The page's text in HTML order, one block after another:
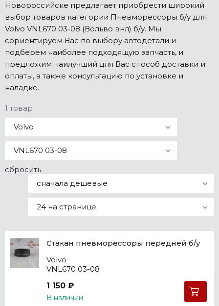
Новороссийске предлагает приобрести широкий
выбор товаров категории Пневморессоры б/у для
Volvo VNL670 03-08 (Вольво внл) б/у. Мы
сориентируем Вас по выбору автодетали и
подберем наиболее подходящую запчасть, и
предложим наилучший для Вас способ доставки и
оплаты, а также консультацию по установке и
наладке.
1 товар
Volvo
VNL670 03-08
сбросить
сначала дешевые
24 на странице
Стакан пневморессоры передней б/у
Volvo
VNL670 03-08
1 150 ₽
В наличии